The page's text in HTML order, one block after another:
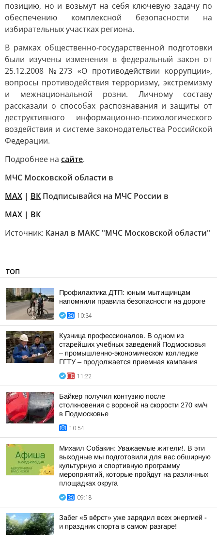
позицию, но и возьмут на себя ключевую задачу по
обеспечению комплексной безопасности на
избирательных участках региона.
В рамках общественно-государственной подготовки
были изучены изменения в федеральный закон от
25.12.2008 №273 «О противодействии коррупции»,
вопросы противодействия терроризму, экстремизму
и межнациональной розни. Личному составу
рассказали о способах распознавания и защиты от
деструктивного информационно-психологического
воздействия и системе законодательства Российской
Федерации.
Подробнее на сайте.
МЧС Московской области в
MAX | ВК Подписывайся на МЧС России в
MAX | ВК
Источник: Канал в МАКС "МЧС Московской области"
ТОП
Профилактика ДТП: юным мытищинцам
напомнили правила безопасности на дороге
10:34
Кузница профессионалов. В одном из
старейших учебных заведений Подмосковья
– промышленно-экономическом колледже
ГГТУ – продолжается приемная кампания
11:22
Байкер получил контузию после
столкновения с вороной на скорости 270 км/ч
в Подмосковье
10:54
Михаил Собакин: Уважаемые жители!. В эти
выходные мы подготовили для вас обширную
культурную и спортивную программу
мероприятий, которые пройдут на различных
площадках округа
09:18
Забег «5 вёрст» уже зарядил всех энергией -
и праздник спорта в самом разгаре!